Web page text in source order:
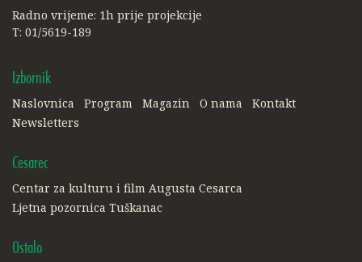
Radno vrijeme: 1h prije projekcije
T: 01/5619-189
Izbornik
Naslovnica Program Magazin O nama
Kontakt
Newsletters
Cesarec
Centar za kulturu i film Augusta Cesarca
Ljetna pozornica Tuškanac
Ostalo